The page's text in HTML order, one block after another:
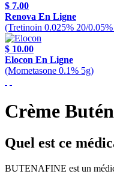
$ 7.00
Renova En Ligne
(Tretinoin 0.025% 20/
$ 10.00
Elocon En Ligne
(Mometasone 0.1% 5g)
Crème
Quel est ce
BUTENAFINE est un